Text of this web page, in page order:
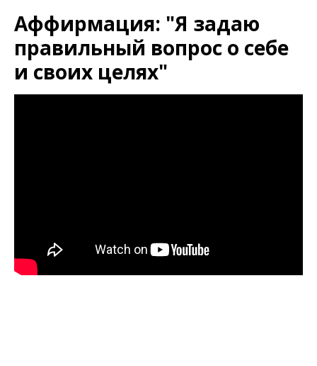
Аффирмация: "Я задаю
правильный вопрос о себе
и своих целях"